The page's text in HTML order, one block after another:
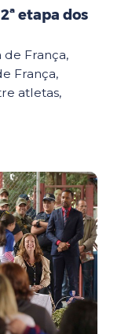
etapa dos
de França,
França,
atletas,